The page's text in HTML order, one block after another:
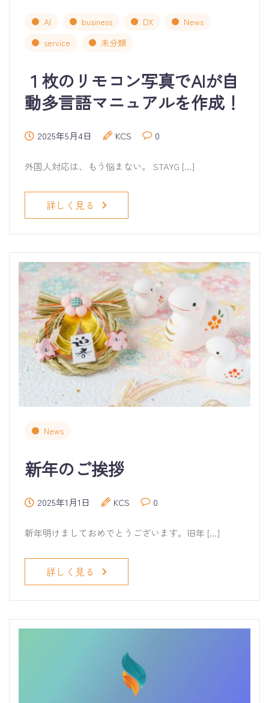
AI business DX
News
service
未分類
１枚のリモコン写真でAIが自
動多言語マニュアルを作成！
2025年5月4日 KCS 0
外国人対応は、もう悩まない。 STAYG […]
詳しく見る
News
新年のご挨拶
2025年1月1日 KCS 0
新年明けましておめでとうございます。旧年 […]
詳しく見る